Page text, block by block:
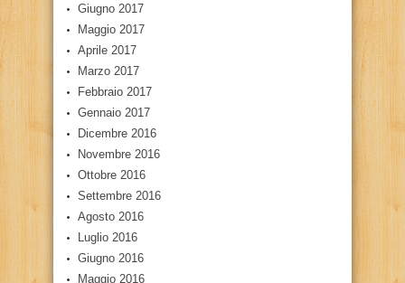
Giugno 2017
Maggio 2017
Aprile 2017
Marzo 2017
Febbraio 2017
Gennaio 2017
Dicembre 2016
Novembre 2016
Ottobre 2016
Settembre 2016
Agosto 2016
Luglio 2016
Giugno 2016
Maggio 2016